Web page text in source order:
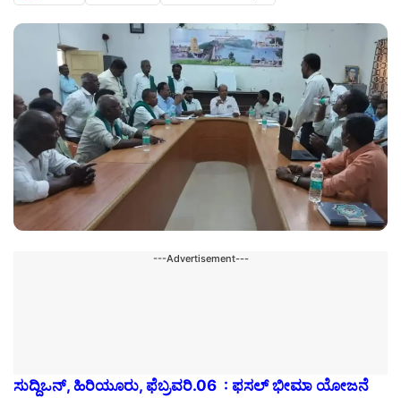
---Advertisement---
ಸುದ್ದಿಒನ್, ಹಿರಿಯೂರು, ಫೆಬ್ರವರಿ.06 : ಫಸಲ್ ಭೀಮಾ ಯೋಜನೆ